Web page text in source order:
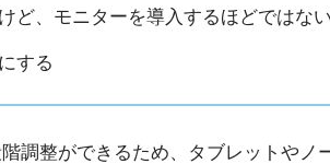
ど、モニターを導入するほどではな
する
調整ができるため、タブレットや